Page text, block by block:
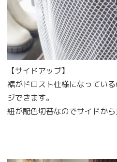
【サイドアップ】
裾がドロスト仕様になってい
ジできます。
紐が配色切替なのでサイドか